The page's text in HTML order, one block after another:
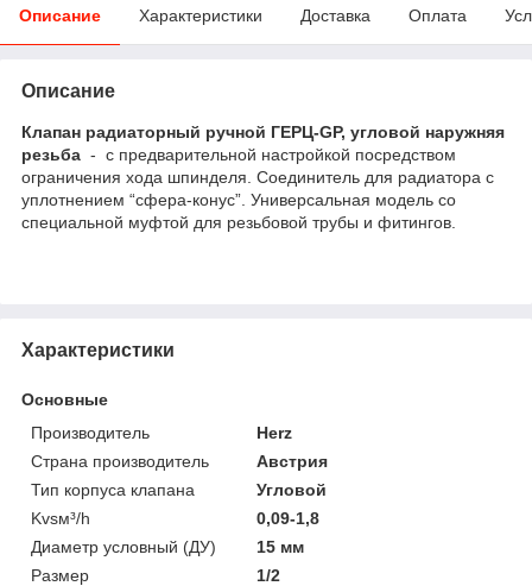
Описание Характеристики Доставка Оплата
Описание
Клапан радиаторный ручной ГЕРЦ-GP, угловой наружняя
резьба - с предварительной настройкой посредством
ограничения хода шпинделя. Соединитель для радиатора с
уплотнением “сфера-конус”. Универсальная модель со
специальной муфтой для резьбовой трубы и фитингов.
Характеристики
Основные
Производитель
Herz
Страна производитель
Австрия
Тип корпуса клапана
Угловой
Kvsм³/h
0,09-1,8
Диаметр условный (ДУ)
15 мм
Размер
1/2